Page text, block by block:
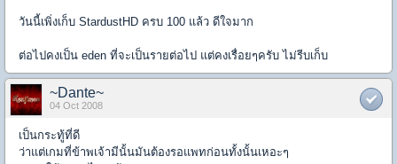
วันนี้เพิ่งเก็บ StardustHD ครบ 100 แล้ว ดีใจมาก
ต่อไปคงเป็น eden ที่จะเป็นรายต่อไป แต่คงเรื่อยๆครับ ไม่รีบเก็บ
~Dante~
04 Oct 2008
เป็นกระทู้ที่ดี
ว่าแต่เกมที่ข้าพเจ้ามีนั้นมันต้องรอแพทก่อนทั้งนั้นเหอะๆ